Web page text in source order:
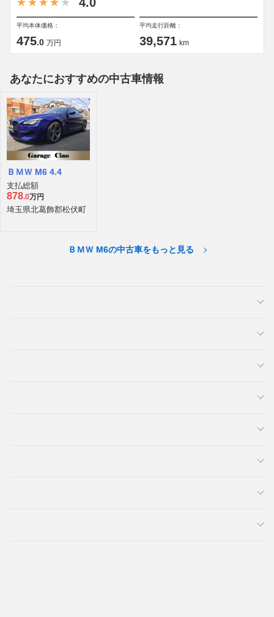
平均本体価格：
475.0 万円
平均走行距離：
39,571 km
あなたにおすすめの中古車情報
ＢＭＷ M6 4.4
支払総額
878.0万円
埼玉県北葛飾郡松伏町
ＢＭＷ M6の中古車をもっと見る